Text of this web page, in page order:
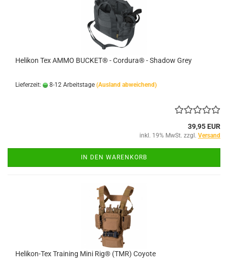
Helikon Tex AMMO BUCKET® - Cordura® - Shadow Grey
Lieferzeit: 8-12 Arbeitstage (Ausland abweichend)
39,95 EUR
inkl. 19% MwSt. zzgl. Versand
IN DEN WARENKORB
Helikon-Tex Training Mini Rig® (TMR) Coyote